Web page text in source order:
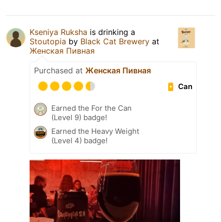
Kseniya Ruksha is drinking a
Stoutopia by Black Cat Brewery at
Женская Пивная
Purchased at Женская Пивная
Can
Earned the For the Can
(Level 9) badge!
Earned the Heavy Weight
(Level 4) badge!